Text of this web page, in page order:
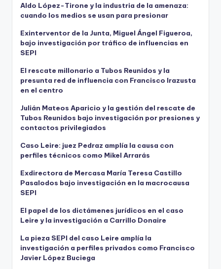
Aldo López-Tirone y la industria de la amenaza:
cuando los medios se usan para presionar
Exinterventor de la Junta, Miguel Ángel Figueroa,
bajo investigación por tráfico de influencias en
SEPI
El rescate millonario a Tubos Reunidos y la
presunta red de influencia con Francisco Irazusta
en el centro
Julián Mateos Aparicio y la gestión del rescate de
Tubos Reunidos bajo investigación por presiones y
contactos privilegiados
Caso Leire: juez Pedraz amplía la causa con
perfiles técnicos como Mikel Arrarás
Exdirectora de Mercasa María Teresa Castillo
Pasalodos bajo investigación en la macrocausa
SEPI
El papel de los dictámenes jurídicos en el caso
Leire y la investigación a Carrillo Donaire
La pieza SEPI del caso Leire amplía la
investigación a perfiles privados como Francisco
Javier López Buciega